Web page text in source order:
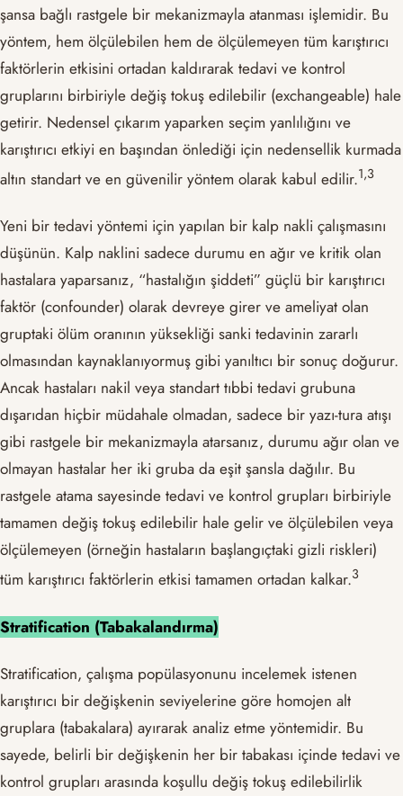
şansa bağlı rastgele bir mekanizmayla atanması işlemidir. Bu
yöntem, hem ölçülebilen hem de ölçülemeyen tüm karıştırıcı
faktörlerin etkisini ortadan kaldırarak tedavi ve kontrol
gruplarını birbiriyle değiş tokuş edilebilir (exchangeable) hale
getirir. Nedensel çıkarım yaparken seçim yanlılığını ve
karıştırıcı etkiyi en başından önlediği için nedensellik kurmada
altın standart ve en güvenilir yöntem olarak kabul edilir.​1,3​
Yeni bir tedavi yöntemi için yapılan bir kalp nakli çalışmasını
düşünün. Kalp naklini sadece durumu en ağır ve kritik olan
hastalara yaparsanız, “hastalığın şiddeti” güçlü bir karıştırıcı
faktör (confounder) olarak devreye girer ve ameliyat olan
gruptaki ölüm oranının yüksekliği sanki tedavinin zararlı
olmasından kaynaklanıyormuş gibi yanıltıcı bir sonuç doğurur.
Ancak hastaları nakil veya standart tıbbi tedavi grubuna
dışarıdan hiçbir müdahale olmadan, sadece bir yazı-tura atışı
gibi rastgele bir mekanizmayla atarsanız, durumu ağır olan ve
olmayan hastalar her iki gruba da eşit şansla dağılır. Bu
rastgele atama sayesinde tedavi ve kontrol grupları birbiriyle
tamamen değiş tokuş edilebilir hale gelir ve ölçülebilen veya
ölçülemeyen (örneğin hastaların başlangıçtaki gizli riskleri)
tüm karıştırıcı faktörlerin etkisi tamamen ortadan kalkar.​3​
Stratification (Tabakalandırma)
Stratification, çalışma popülasyonunu incelemek istenen
karıştırıcı bir değişkenin seviyelerine göre homojen alt
gruplara (tabakalara) ayırarak analiz etme yöntemidir. Bu
sayede, belirli bir değişkenin her bir tabakası içinde tedavi ve
kontrol grupları arasında koşullu değiş tokuş edilebilirlik